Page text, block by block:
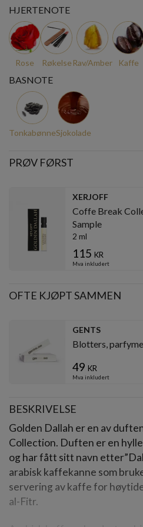
HJERTENOTE
Rose Røkelse Rav/Amber Kaffe
BASNOTE
TonkabønneSjokolade
PRØV FØRST
XERJOFF
Coffe Break
Sample
2 ml
115 kr
Mva inkludert
OFTE KJØPT SAMMEN
GENTS
Blotters,
49 kr
Mva inkludert
BESKRIVELSE
Golden Dallah er en av
Collection. Duften er en
og har fått sitt navn
arabisk kaffekanne som
servering av kaffe for
al-Fitr.